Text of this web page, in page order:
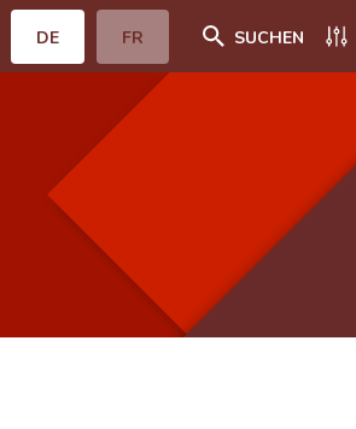
DE FR SUCHEN